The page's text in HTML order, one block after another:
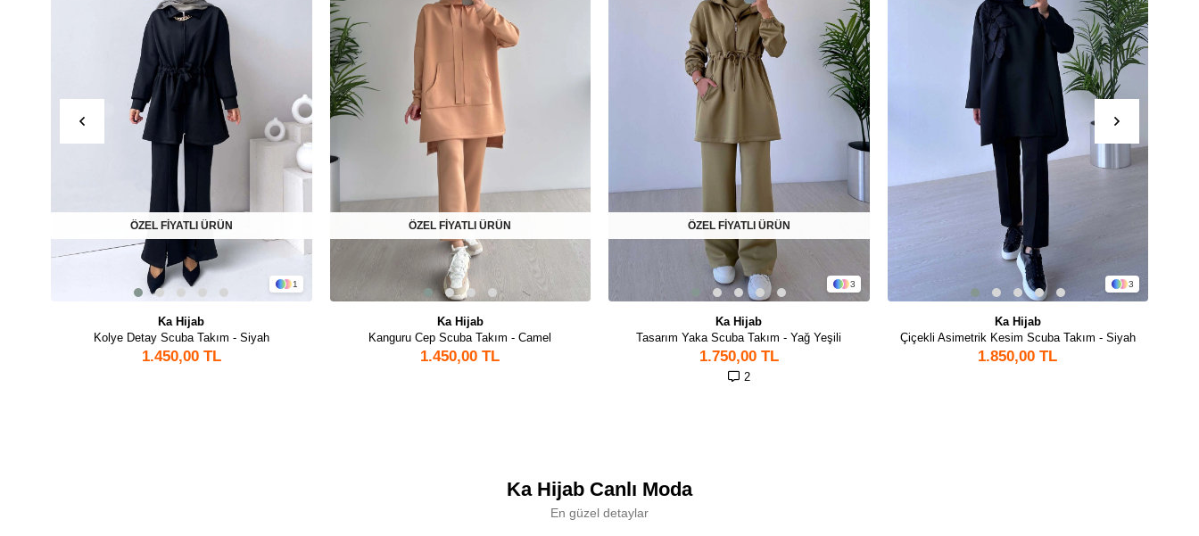
1
Ka Hijab
Kolye Detay Scuba Takım - Siyah
1.450,00 TL
ÖZEL FİYATLI ÜRÜN
Ka Hijab
Kanguru Cep Scuba Takım - Camel
1.450,00 TL
ÖZEL FİYATLI ÜRÜN
3
Ka Hijab
Tasarım Yaka Scuba Takım - Yağ Yeşili
2
1.750,00 TL
ÖZEL FİYATLI ÜRÜN
3
Ka Hijab
Çiçekli Asimetrik Kesim Scuba Takım - Siyah
1.850,00 TL
Ka Hijab Canlı Moda
En güzel detaylar